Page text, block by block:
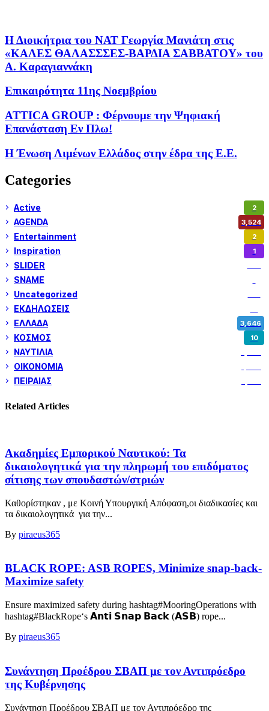
Η Διοικήτρια του ΝΑΤ Γεωργία Μανιάτη στις
«ΚΑΛΕΣ ΘΑΛΑΣΣΣΕΣ-ΒΑΡΔΙΑ ΣΑΒΒΑΤΟΥ» του
Α. Καραγιαννάκη
Επικαιρότητα 11ης Νοεμβρίου
ATTICA GROUP : Φέρνουμε την Ψηφιακή
Επανάσταση Εν Πλω!
Η Ένωση Λιμένων Ελλάδος στην έδρα της Ε.Ε.
Categories
Active 2
AGENDA 3,524
Entertainment 2
Inspiration 1
SLIDER
SNAME
Uncategorized
ΕΚΔΗΛΩΣΕΙΣ
ΕΛΛΑΔΑ 3,646
ΚΟΣΜΟΣ 10
ΝΑΥΤΙΛΙΑ
ΟΙΚΟΝΟΜΙΑ
ΠΕΙΡΑΙΑΣ
Related Articles
Ακαδημίες Εμπορικού Ναυτικού: Τα
δικαιολογητικά για την πληρωμή του επιδόματος
σίτισης των σπουδαστών/στριών
Καθορίστηκαν , με Κοινή Υπουργική Απόφαση,οι διαδικασίες και
τα δικαιολογητικά για την...
By piraeus365
BLACK ROPE: ASB ROPES, Minimize snap-back-
Maximize safety
Ensure maximized safety during hashtag#MooringOperations with
hashtag#BlackRope‘s 𝗔𝗻𝘁𝗶 𝗦𝗻𝗮𝗽 𝗕𝗮𝗰𝗸 (𝗔𝗦𝗕) rope...
By piraeus365
Συνάντηση Προέδρου ΣΒΑΠ με τον Αντιπρόεδρο
της Κυβέρνησης
Συνάντηση Προέδρου ΣΒΑΠ με τον Αντιπρόεδρο της